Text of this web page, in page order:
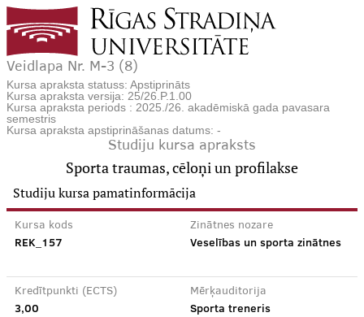
Veidlapa Nr. M-3 (8)
Kursa apraksta statuss: Apstiprināts
Kursa apraksta versija: 25/26.P.1.00
Kursa apraksta periods : 2025./26. akadēmiskā gada pavasara
semestris
Kursa apraksta apstiprināšanas datums: -
Studiju kursa apraksts
Sporta traumas, cēloņi un profilakse
Studiju kursa pamatinformācija
Kursa kods
REK_157
Zinātnes nozare
Veselības un sporta zinātnes
Kredītpunkti (ECTS)
3,00
Mērķauditorija
Sporta treneris